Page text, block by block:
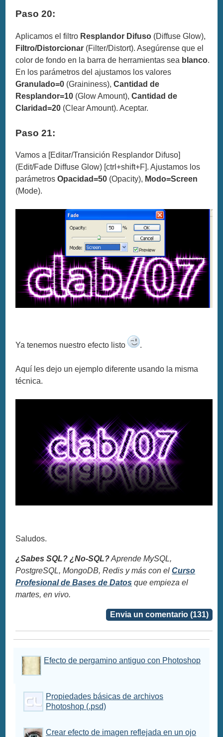
Paso 20:
Aplicamos el filtro Resplandor Difuso (Diffuse Glow),
Filtro/Distorcionar (Filter/Distort). Asegúrense que el
color de fondo en la barra de herramientas sea blanco.
En los parámetros del ajustamos los valores
Granulado=0 (Graininess),Cantidad de
Resplandor=10 (Glow Amount),Cantidad de
Claridad=20 (Clear Amount). Aceptar.
Paso 21:
Vamos a [Editar/Transición Resplandor Difuso]
(Edit/Fade Diffuse Glow) [ctrl+shift+F]. Ajustamos los
parámetrosOpacidad=50 (Opacity), Modo=Screen
(Mode).
Ya tenemos nuestro efecto listo .
Aquí les dejo un ejemplo diferente usando la misma
técnica.
Saludos.
¿Sabes SQL? ¿No-SQL?Aprende MySQL,
PostgreSQL, MongoDB, Redis y más con elCurso
Profesional de Bases de Datos que empieza el
martes, en vivo.
Envia un comentario (131)
Efecto de pergamino antiguo con Photoshop
Propiedades básicas de archivos
Photoshop (.psd)
Crear efecto de imagen reflejada en un ojo